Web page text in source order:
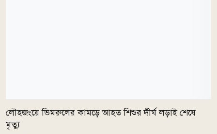
লৌহজংয়ে ভিমরুলের কামড়ে আহত শিশুর দীর্ঘ লড়াই শেষে
মৃত্যু